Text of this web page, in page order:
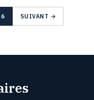
SUIVANT →